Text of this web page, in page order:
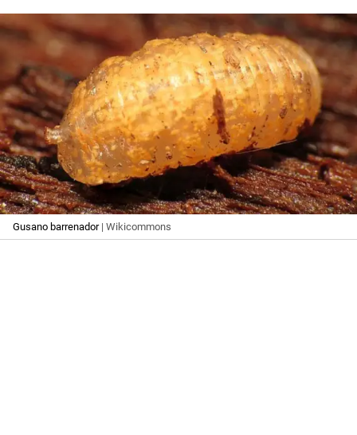
Gusano barrenador| Wikicommons